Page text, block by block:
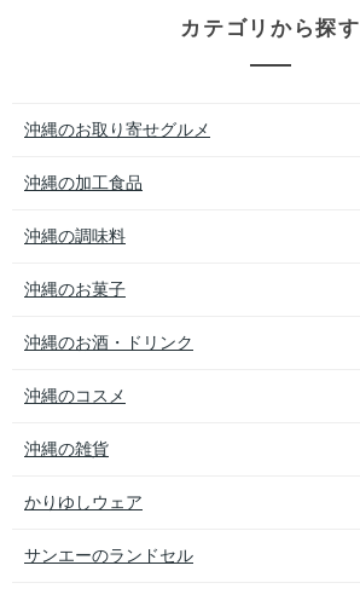
カテゴリから探す
沖縄のお取り寄せグルメ
沖縄の加工食品
沖縄の調味料
沖縄のお菓子
沖縄のお酒・ドリンク
沖縄のコスメ
沖縄の雑貨
かりゆしウェア
サンエーのランドセル